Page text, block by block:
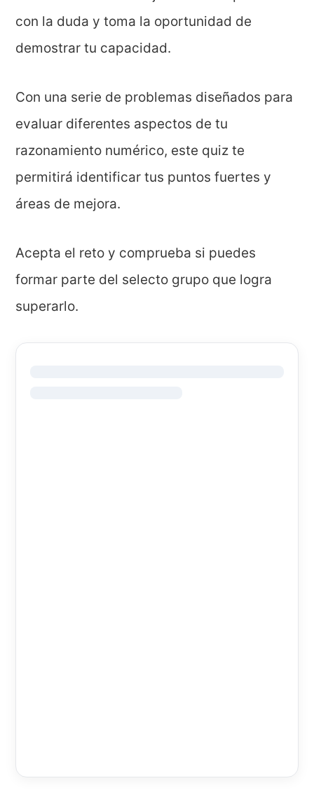
con la duda y toma la oportunidad de
demostrar tu capacidad.
Con una serie de problemas diseñados para
evaluar diferentes aspectos de tu
razonamiento numérico, este quiz te
permitirá identificar tus puntos fuertes y
áreas de mejora.
Acepta el reto y comprueba si puedes
formar parte del selecto grupo que logra
superarlo.